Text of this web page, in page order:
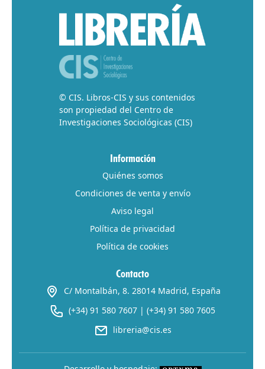
© CIS. Libros-CIS y sus contenidos
son propiedad del Centro de
Investigaciones Sociológicas (CIS)
Información
Quiénes somos
Condiciones de venta y envío
Aviso legal
Política de privacidad
Política de cookies
Contacto
C/ Montalbán, 8. 28014 Madrid, España
(+34) 91 580 7607 | (+34) 91 580 7605
libreria@cis.es